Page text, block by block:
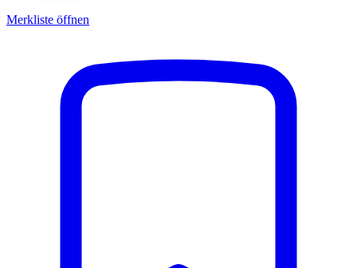
Merkliste öffnen